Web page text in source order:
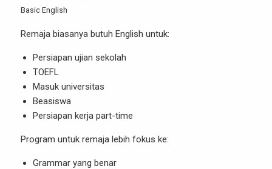
Basic English
Remaja biasanya butuh English untuk:
Persiapan ujian sekolah
TOEFL
Masuk universitas
Beasiswa
Persiapan kerja part-time
Program untuk remaja lebih fokus ke:
Grammar yang benar